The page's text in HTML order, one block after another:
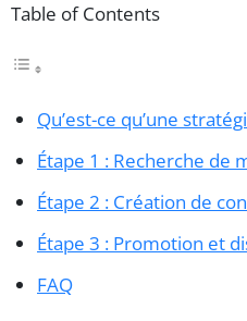
Table of Contents
Qu’est-ce qu’une
Étape 1 : Recherche de
Étape 2 : Création de
Étape 3 : Promotion et
FAQ